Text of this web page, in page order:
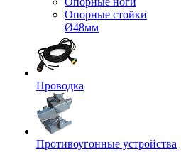
Опорные стойки
Ø48мм
Проводка
Противоугонные устройства